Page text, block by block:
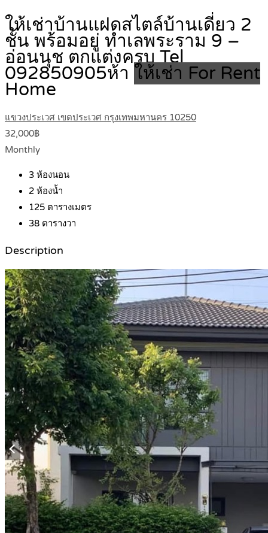
ให้เช่าบ้านแฝดสไตล์บ้านเดี่ยว 2
ชั้น พร้อมอยู่ ทำเลพระราม 9 –
อ่อนนุช ตกแต่งครบ Tel
092850905ห้า ให้เช่า For Rent
Home
แขวงประเวศ เขตประเวศ กรุงเทพมหานคร 10250
32,000฿
Monthly
3 ห้องนอน
2 ห้องน้ำ
125 ตารางเมตร
38 ตารางวา
Description